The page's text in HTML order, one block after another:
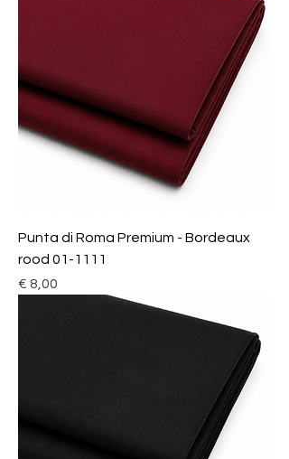
Punta di Roma Premium - Bordeaux
rood 01-1111
Prijs
€ 8,00